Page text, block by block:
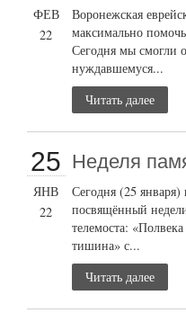
ФЕВ
22
Воронежская
максимально
Сегодня мы смогли
нуждавшемуся...
Читать далее
25
ЯНВ
22
Неделя
Сегодня (25
посвящённый
телемоста:
тишина» с...
Читать далее